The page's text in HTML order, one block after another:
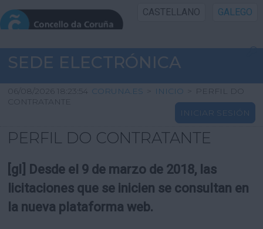
CASTELLANO GALEGO
INICIO SEDE
INICIO
INFORMACIÓN PÚBLICA
UTILIDADES
SEDE ELECTRÓNICA
06/08/2026 18:23:54 CORUNA.ES > INICIO > PERFIL DO
CONTRATANTE
INICIAR SESIÓN
PERFIL DO CONTRATANTE
[gl] Desde el 9 de marzo de 2018, las
licitaciones que se inicien se consultan en
la nueva plataforma web.